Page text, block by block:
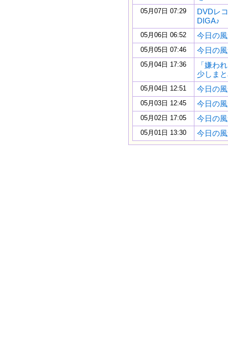
05月07日 07:29
DVDレ
DIGA♪
05月06日 06:52 今日の
05月05日 07:46 今日の
05月04日 17:36
「嫌
少しま
05月04日 12:51 今日の
05月03日 12:45 今日の
05月02日 17:05 今日の
05月01日 13:30 今日の